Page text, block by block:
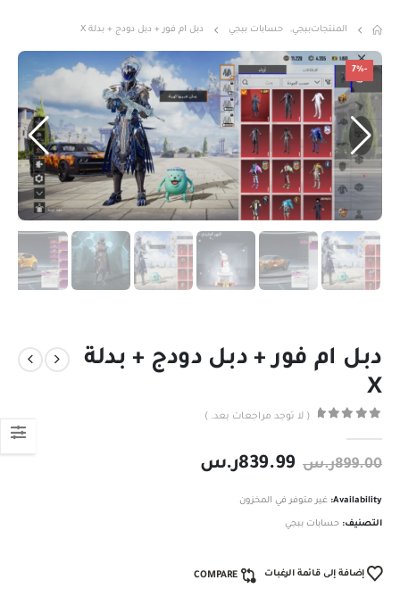
المنتجاتببجي, حسابات ببجي دبل ام فور + دبل دودج + بدلة X
-7%
دبل ام فور + دبل دودج + بدلة
X
( لا توجد مراجعات بعد. )
899.00ر.س 839.99ر.س
Availability: غير متوفر في المخزون
التصنيف: حسابات ببجي
إضافة إلى قائمة الرغبات COMPARE